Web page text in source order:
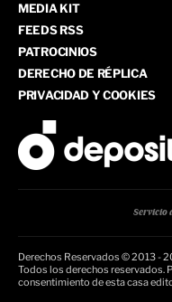
MEDIA KIT
FEEDS RSS
PATROCINIOS
DERECHO DE RÉPLICA
PRIVACIDAD Y COOKIES
Servicio
Derechos Reservados © 2013 -
Todos los derechos reservados.
consentimiento de esta casa